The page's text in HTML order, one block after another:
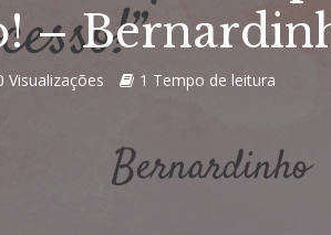
–
Visualizações 1 Tempo de leitura